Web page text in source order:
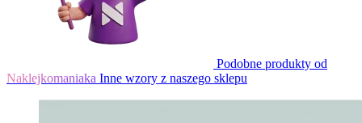
Podobne produkty od
Naklejkomaniaka Inne wzory z naszego sklepu